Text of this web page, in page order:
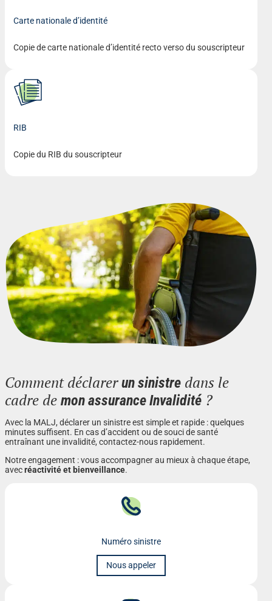
Carte nationale d’identité
Copie de carte nationale d’identité recto verso du souscripteur
RIB
Copie du RIB du souscripteur
Comment déclarerun sinistre dans le
cadre de mon assurance Invalidité ?
Avec la MALJ, déclarer un sinistre est simple et rapide : quelques
minutes suffisent. En cas d’accident ou de souci de santé
entraînant une invalidité, contactez-nous rapidement.
Notre engagement : vous accompagner au mieux à chaque étape,
avecréactivité et bienveillance.
Numéro sinistre
Nous appeler